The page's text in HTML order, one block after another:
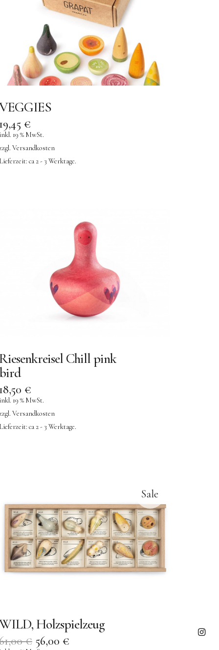
19,45 €
inkl. 19 % MwSt.
Versandkosten
Lieferzeit: ca 2 - 3 Werktage.
Chill pink
bird
18,50 €
inkl. 19 % MwSt.
Versandkosten
Lieferzeit: ca 2 - 3 Werktage.
Sale
Holzspielzeug
€ 56,00 €